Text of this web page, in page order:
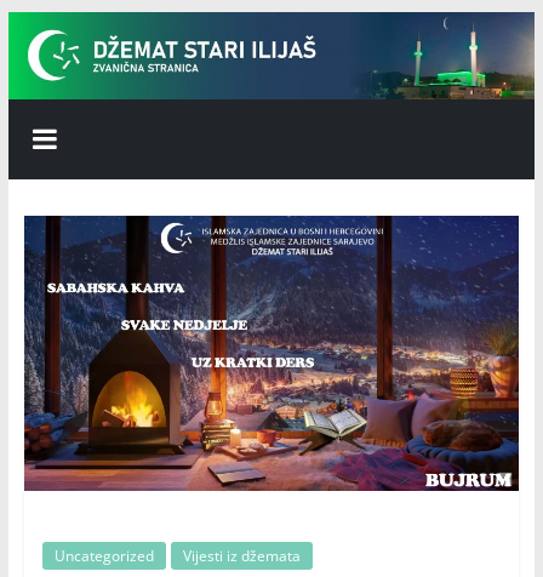
Skip
content
Džemat
Stari
Ilijaš
Uncategorized Vijesti iz džemata